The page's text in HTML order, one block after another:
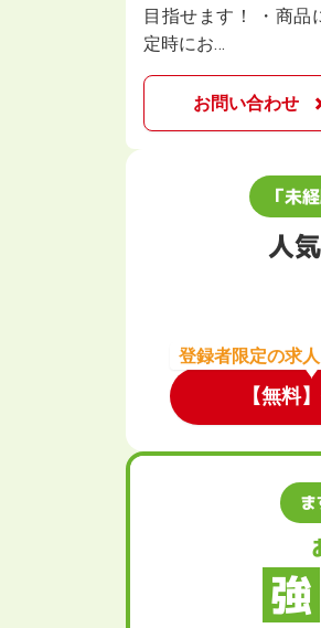
目指せます！ ・商
定時にお…
お問い合わせ
「未
人
登録者限定の求人
【無料
強